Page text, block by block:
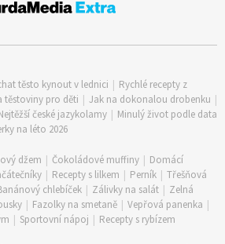
těsto kynout v lednici | Rychlé recepty z
těstoviny pro děti | Jak na dokonalou drobenku |
české jazykolamy | Minulý život podle data
na léto 2026
džem | Čokoládové muffiny | Domácí
| Recepty s lilkem | Perník | Třešňová
chlebíček | Zálivky na salát | Zelná
| Fazolky na smetaně | Vepřová panenka |
| Sportovní nápoj | Recepty s rybízem